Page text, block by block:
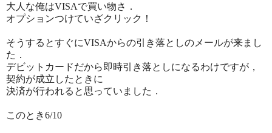
大人な俺はVISAで買い物さ．
オプションつけていざクリック！
そうするとすぐにVISAからの引き落としのメールが来まし
た．
デビットカードだから即時引き落としになるわけですが，
契約が成立したときに
決済が行われると思っていました．
このとき6/10